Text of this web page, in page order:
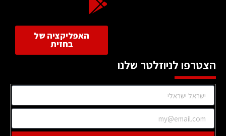
האפליקציה של
בחזית
הצטרפו לניוזלטר שלנו